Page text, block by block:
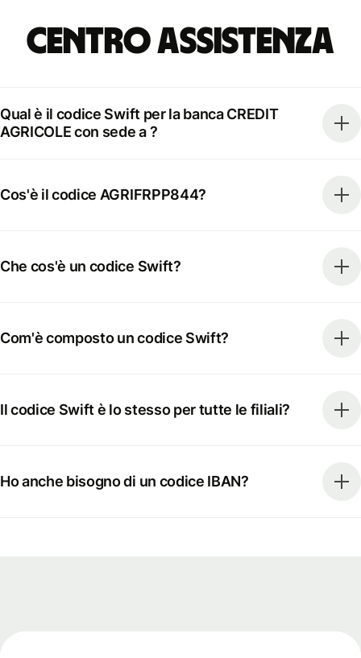
Centro Assistenza
Qual è il codice Swift per la banca CREDIT
AGRICOLE con sede a ?
Cos'è il codice AGRIFRPP844?
Che cos'è un codice Swift?
Com'è composto un codice Swift?
Il codice Swift è lo stesso per tutte le filiali?
Ho anche bisogno di un codice IBAN?